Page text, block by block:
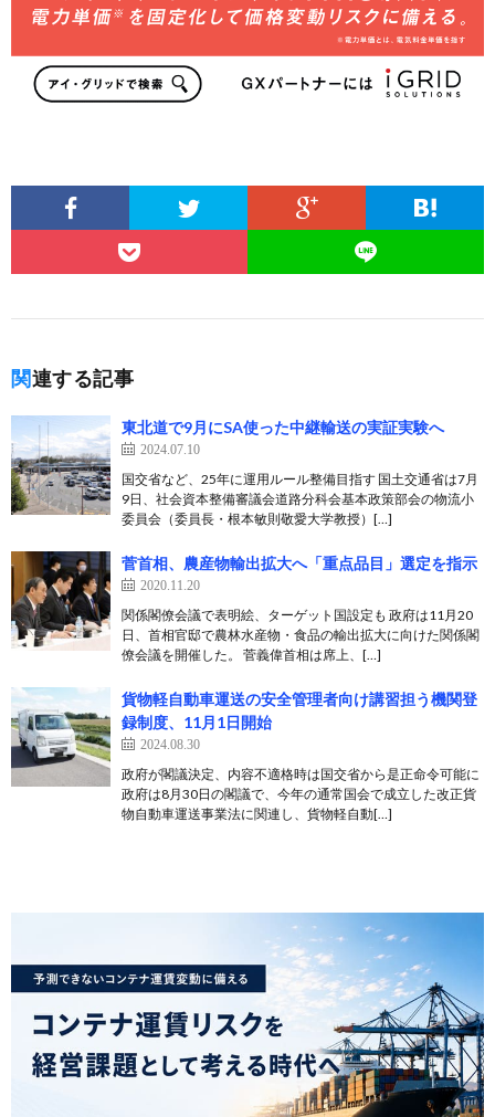
関連する記事
東北道で9月にSA使った中継輸送の実証実験へ
2024.07.10
国交省など、25年に運用ルール整備目指す 国土交通省は7月
9日、社会資本整備審議会道路分科会基本政策部会の物流小
委員会（委員長・根本敏則敬愛大学教授）[…]
菅首相、農産物輸出拡大へ「重点品目」選定を指示
2020.11.20
関係閣僚会議で表明絵、ターゲット国設定も 政府は11月20
日、首相官邸で農林水産物・食品の輸出拡大に向けた関係閣
僚会議を開催した。 菅義偉首相は席上、[…]
貨物軽自動車運送の安全管理者向け講習担う機関登
録制度、11月1日開始
2024.08.30
政府が閣議決定、内容不適格時は国交省から是正命令可能に
政府は8月30日の閣議で、今年の通常国会で成立した改正貨
物自動車運送事業法に関連し、貨物軽自動[…]